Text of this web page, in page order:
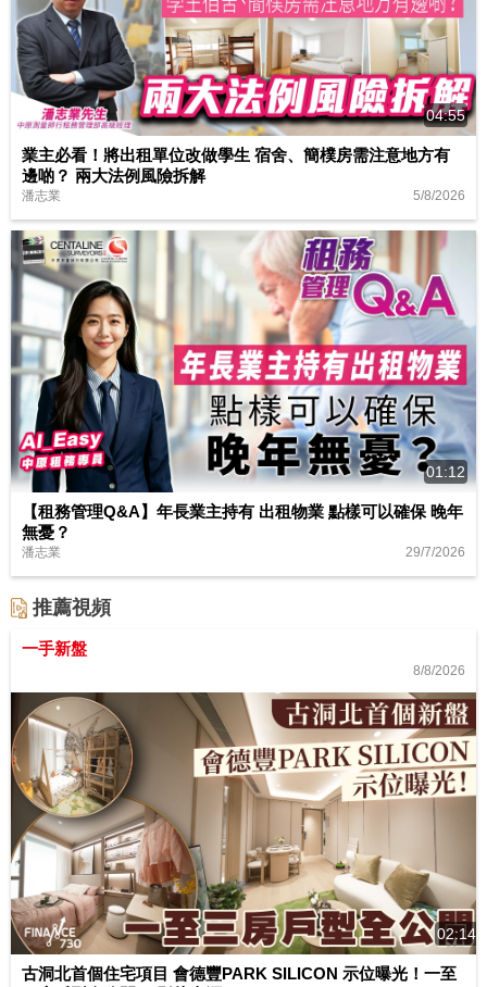
04:55
業主必看！將出租單位改做學生 宿舍、簡樸房需注意地方有
邊啲？ 兩大法例風險拆解
潘志業 5/8/2026
01:12
【租務管理Q&A】年長業主持有 出租物業 點樣可以確保 晚年
無憂？
潘志業 29/7/2026
推薦視頻
一手新盤
8/8/2026
02:14
古洞北首個住宅項目 會德豐PARK SILICON 示位曝光！一至